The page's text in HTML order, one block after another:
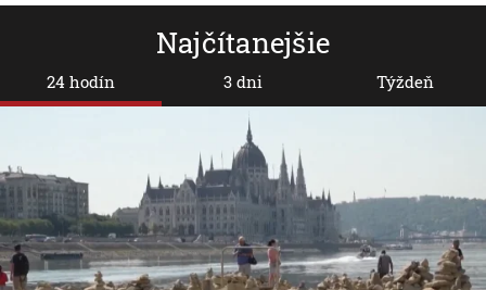
Najčítanejšie
24 hodín 3 dni Týždeň